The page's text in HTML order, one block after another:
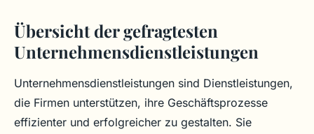
Übersicht der gefragtesten
Unternehmensdienstleistungen
Unternehmensdienstleistungen sind Dienstleistungen,
die Firmen unterstützen, ihre Geschäftsprozesse
effizienter und erfolgreicher zu gestalten. Sie